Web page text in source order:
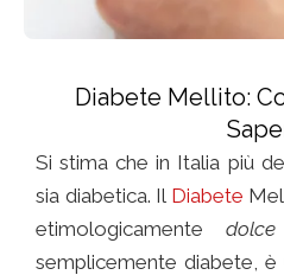
Diabete Mellito:
Si stima che in Italia più
sia diabetica. Il Diabete
etimologicamente
semplicemente diabete, è